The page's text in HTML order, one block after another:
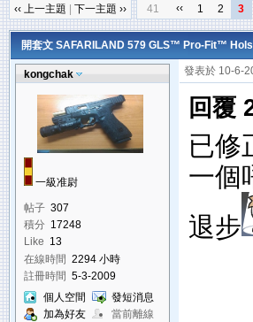
‹‹ 上一主題 下一主題 ›› 41 ‹‹ 1 2 3
開套文 SAFARILAND 579 GLS™ Pro-Fit™
kongchak
一級准尉
帖子 307
積分 17248
Like 13
在線時間 2294 小時
註冊時間 5-3-2009
個人空間
發短消息
加為好友
當前離線
發表於 10-6-
回覆
已修
一個
退步